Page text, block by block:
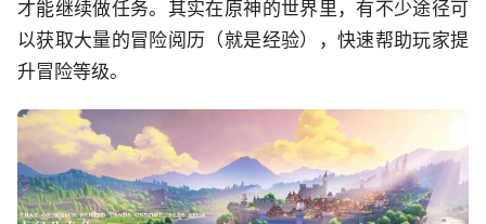
才能继续做任务。其实在原神的世界里，有不少途径可
以获取大量的冒险阅历（就是经验），快速帮助玩家提
升冒险等级。